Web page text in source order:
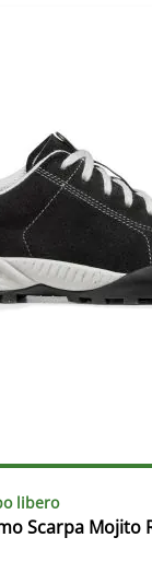
libero
Scarpa Mojito